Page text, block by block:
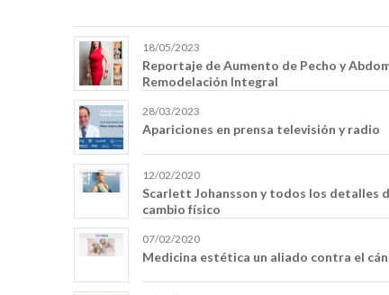
18/05/2023
Reportaje de Aumento de Pecho y
Remodelación Integral
28/03/2023
Apariciones en prensa televisión y radio
12/02/2020
Scarlett Johansson y todos los detalles
cambio físico
07/02/2020
Medicina estética un aliado contra el